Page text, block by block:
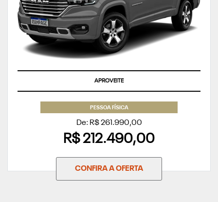
APROVEITE
PESSOA FÍSICA
De: R$ 261.990,00
R$ 212.490,00
CONFIRA A OFERTA